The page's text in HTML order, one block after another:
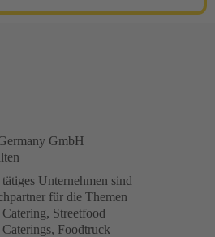
GmbH
Unternehmen sind
für die Themen
Streetfood
Foodtruck